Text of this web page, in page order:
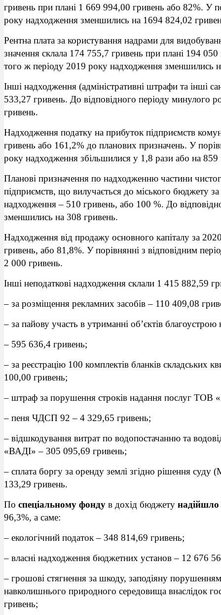
гривень при плані 1 669 994,00 гривень або 82%. У
року надходження зменшились на 1694 824,02
Рентна плата за користування надрами для
значення склала 174 755,7 гривень при плані 194
того ж періоду 2019 року надходження зменшились
Інші надходження (адміністративні штрафи та інші
533,27 гривень. До відповідного періоду минулого
гривень.
Надходження податку на прибуток підприємств
гривень або 161,2% до планових призначень. У
року надходження збільшилися у 1,8 рази або на 859
Планові призначення по надходженню частини
підприємств, що вилучається до міського бюджету
надходження – 510 гривень, або 100 %. До
зменшились на 308 гривень.
Надходження від продажу основного капіталу за
гривень, або 81,8%. У порівнянні з відповідним
2 000 гривень.
Інші неподаткові надходження склали 1 415 882,59
– за розміщення рекламних засобів – 110 409,08
– за пайову участь в утриманні об’єктів
– 595 636,4 гривень;
– за реєстрацію 100 комплектів бланків складських
100,00 гривень;
– штраф за порушення строків надання послуг ТОВ
– пеня ЧДСП 92 – 4 329,65 гривень;
– відшкодування витрат по водопостачанню та
«ВАДІ» – 305 095,69 гривень;
– сплата боргу за оренду землі згідно рішення
133,29 гривень.
По спеціальному фонду в дохід бюджету надійшло
96,3%, а саме:
– екологічний податок – 348 814,69 гривень;
– власні надходження бюджетних установ – 12 676
– грошові стягнення за шкоду, заподіяну
навколишнього природного середовища внаслідок
гривень;